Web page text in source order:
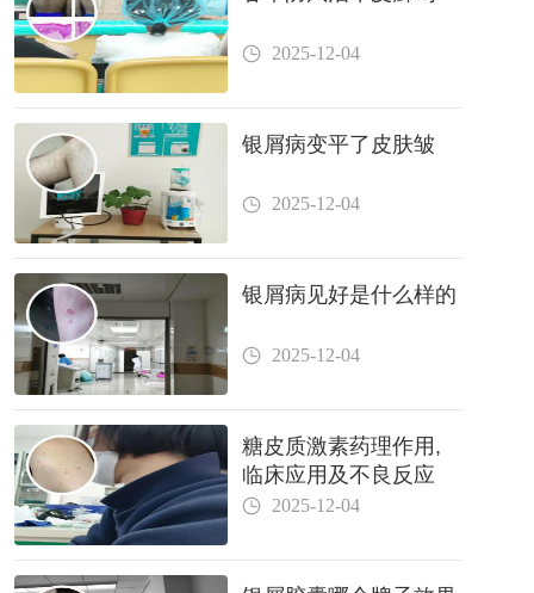
2025-12-04
银屑病变平了皮肤皱
2025-12-04
银屑病见好是什么样的
2025-12-04
糖皮质激素药理作用,
临床应用及不良反应
2025-12-04